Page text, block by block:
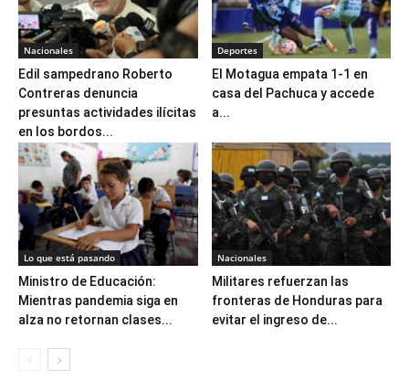
Nacionales
Edil sampedrano Roberto
Contreras denuncia
presuntas actividades ilícitas
en los bordos...
Deportes
El Motagua empata 1-1 en
casa del Pachuca y accede
a...
Lo que está pasando
Ministro de Educación:
Mientras pandemia siga en
alza no retornan clases...
Nacionales
Militares refuerzan las
fronteras de Honduras para
evitar el ingreso de...